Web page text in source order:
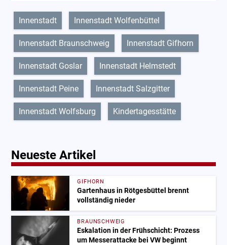
Innenstadt Innenstadt Wolfenbüttel
Innenstadt Braunschweig Innenstadt Gifhorn
Innenstadt Goslar Innenstadt Helmstedt
Innenstadt Peine Innenstadt Salzgitter
Innenstadt Wolfsburg Kindertagesstätte
Neueste Artikel
GIFHORN
Gartenhaus in Rötgesbüttel brennt
vollständig nieder
BRAUNSCHWEIG
Eskalation in der Frühschicht: Prozess
um Messerattacke bei VW beginnt